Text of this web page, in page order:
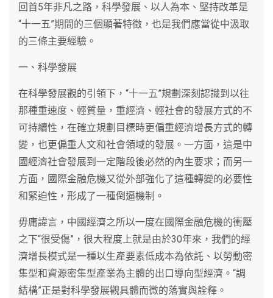
回首5年非凡之路，科學發展、以人為本、堅持改革是
“十一五”期間的三個顯著特徵，也是我們應當從中汲取
的三條主要經驗。
一、科學發展
在科學發展觀的引領下，“十一五”規劃深刻認識到以往
那種重速度、輕質量，重經濟、輕社會的發展方式的不
可持續性，在確立規劃目標時更偏重經濟增長方式的轉
變，也更偏重人文和社會領域的發展。一方面，這是中
國經濟社會發展到一定階段後必然的內生要求；而另一
方面，國際金融危機又從外部強化了這種轉變的必要性
和緊迫性，形成了一種倒逼機制。
毋庸諱言，中國經濟之所以一度在國際金融危機的衝壓
之下“很受傷”，很大程度上就是由於30年來，我們的經
濟增長模式是一種以生產要素低成本為依託、以勞動密
集型和資源密集型產業為主體的出口導向型經濟。“調
結構”正是對科學發展觀具體而微的落實與詮釋。